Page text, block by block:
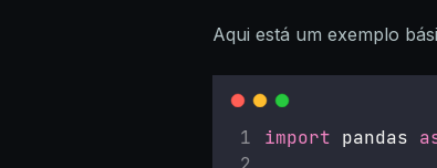
Aqui está um exemplo
import pandas